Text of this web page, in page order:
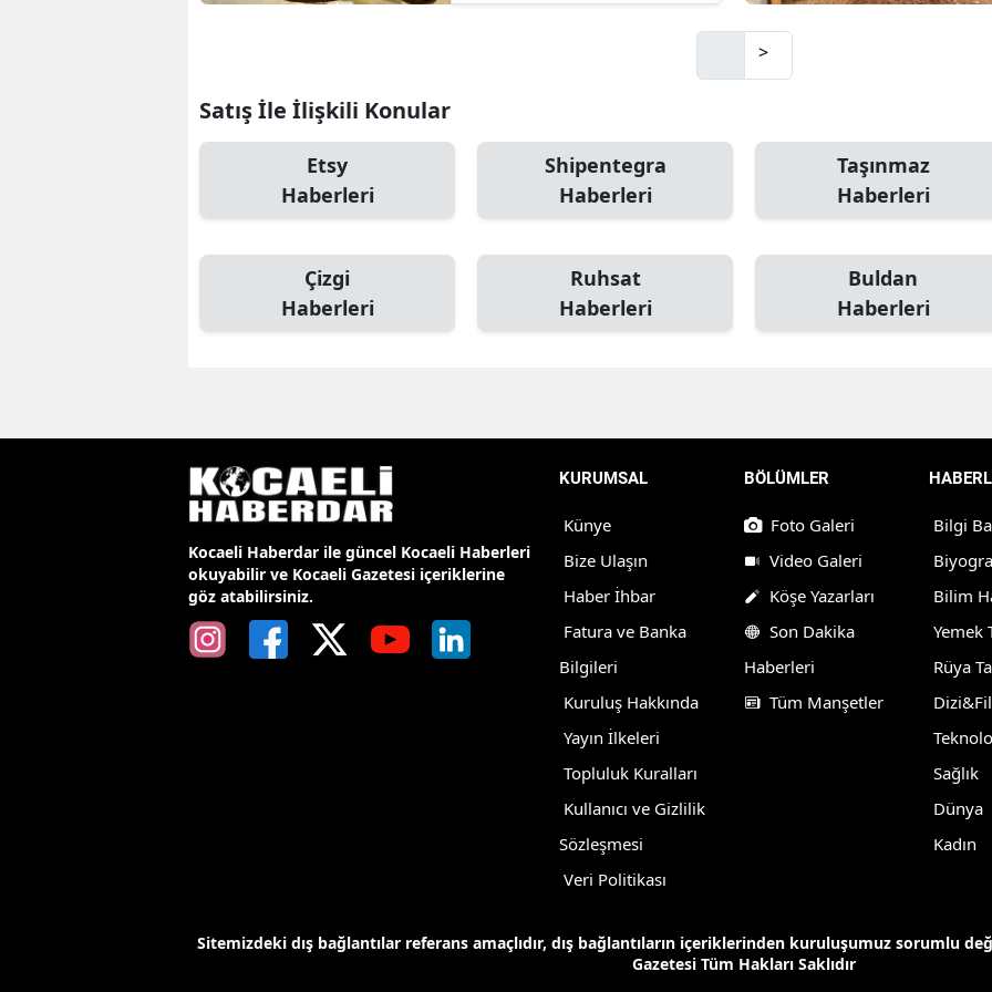
>
Satış İle İlişkili Konular
Etsy
Haberleri
Shipentegra
Haberleri
Taşınmaz
Haberleri
Çizgi
Haberleri
Ruhsat
Haberleri
Buldan
Haberleri
Kocaeli Haberdar ile güncel Kocaeli Haberleri
okuyabilir ve Kocaeli Gazetesi içeriklerine
göz atabilirsiniz.
KURUMSAL
Künye
Bize Ulaşın
Haber İhbar
Fatura ve Banka
Bilgileri
Kuruluş Hakkında
Yayın İlkeleri
Topluluk Kuralları
Kullanıcı ve Gizlilik
Sözleşmesi
Veri Politikası
BÖLÜMLER
Foto Galeri
Video Galeri
Köşe Yazarları
Son Dakika
Haberleri
Tüm Manşetler
Bilgi
Bilim
Yemek
Rüya
Sağlık
Dünya
Kadın
Sitemizdeki dış bağlantılar referans amaçlıdır, dış bağlantıların içeriklerinden kuruluşumuz sorumlu
Gazetesi Tüm Hakları Saklıdır